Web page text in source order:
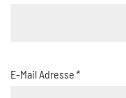
E-Mail Adresse*